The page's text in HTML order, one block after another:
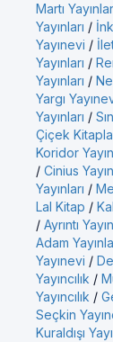
Martı
Yayınları /
Yayınevi /
Yayınları /
Yayınları /
Yargı
Yayınları /
Çiçek
Koridor
/ Cinius
Yayınları /
Lal Kitap /
/ Ayrıntı
Adam
Yayınevi /
Yayıncılık /
Yayıncılık /
Seçkin
Kuraldışı